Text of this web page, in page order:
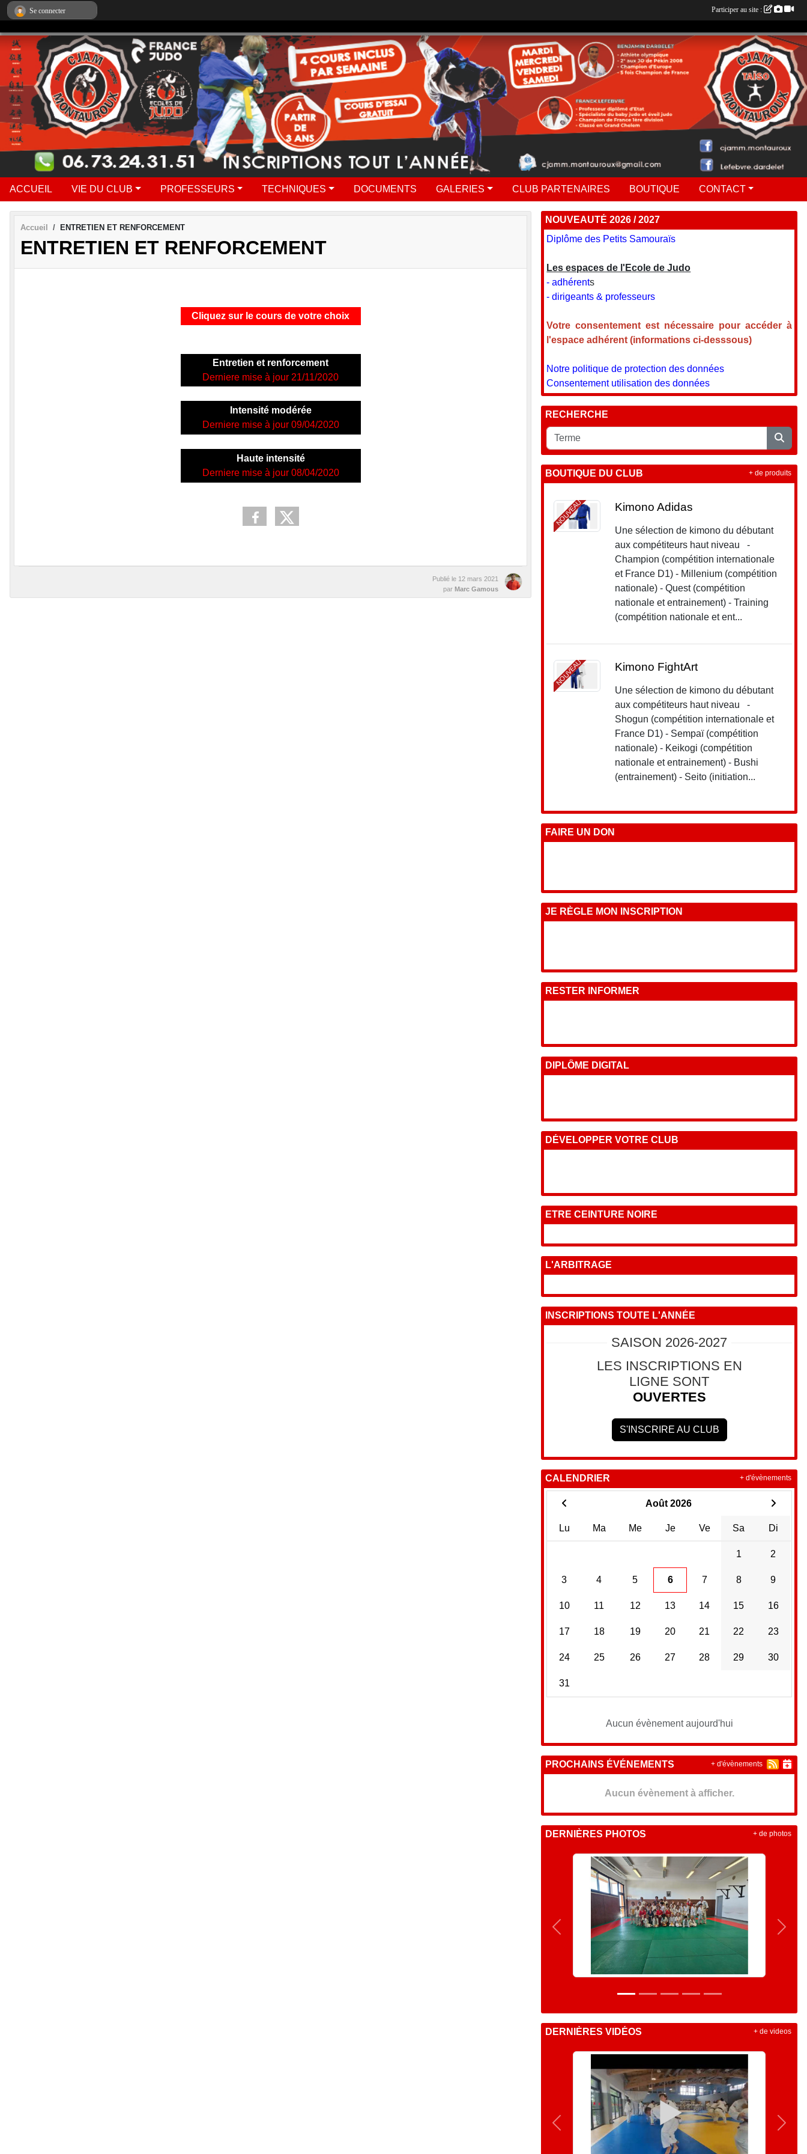
ACCUEIL VIE DU CLUB PROFESSEURS TECHNIQUES DOCUMENTS GALERIES CLUB PARTENAIRES BOUTIQUE CONTACT
Accueil ENTRETIEN ET RENFORCEMENT
ENTRETIEN ET RENFORCEMENT
Cliquez sur le cours de votre choix
Entretien et renforcement
Derniere mise à jour 21/11/2020
Intensité modérée
Derniere mise à jour 09/04/2020
Haute intensité
Derniere mise à jour 08/04/2020
Publié le 12 mars 2021
par Marc Gamous
NOUVEAUTÉ 2026 / 2027
Diplôme des Petits Samouraïs
Les espaces de l'Ecole de Judo
- adhérents
- dirigeants & professeurs
Votre consentement est nécessaire pour accéder à
l'espace adhérent (informations ci-desssous)
Notre politique de protection des données
Consentement utilisation des données
RECHERCHE
BOUTIQUE DU CLUB
NOUVEAU Kimono Adidas
Une sélection de kimono du débutant
aux compétiteurs haut niveau -
Champion (compétition internationale
et France D1) - Millenium (compétition
nationale) - Quest (compétition
nationale et entrainement) - Training
(compétition nationale et ent...
NOUVEAU Kimono FightArt
Une sélection de kimono du débutant
aux compétiteurs haut niveau -
Shogun (compétition internationale et
France D1) - Sempaï (compétition
nationale) - Keikogi (compétition
nationale et entrainement) - Bushi
(entrainement) - Seito (initiation...
+ de produits
FAIRE UN DON
JE RÈGLE MON INSCRIPTION
RESTER INFORMER
DIPLÔME DIGITAL
DÉVELOPPER VOTRE CLUB
ETRE CEINTURE NOIRE
L'ARBITRAGE
INSCRIPTIONS TOUTE L'ANNÉE
SAISON 2026-2027
LES INSCRIPTIONS EN
LIGNE SONT
OUVERTES
S'INSCRIRE AU CLUB
CALENDRIER
Août 2026
Lu Ma Me Je Ve Sa Di
1 2
3 4 5 6 7 8 9
10 11 12 13 14 15 16
17 18 19 20 21 22 23
24 25 26 27 28 29 30
31
Aucun évènement aujourd'hui
+ d'évènements
PROCHAINS ÉVÉNEMENTS
Aucun évènement à afficher.
+ d'évènements
DERNIÈRES PHOTOS
Précedent
+ de photos
DERNIÈRES VIDÉOS
Précedent
+ de videos
Se connecter Participer au site :
Panneau de gestion des cookies